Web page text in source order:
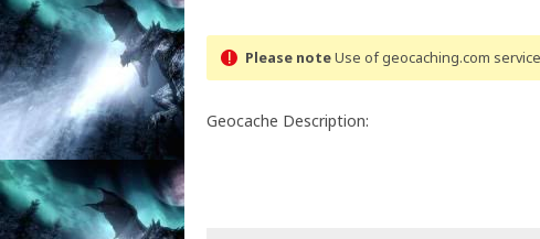
Please noteUse of geocaching.com
Geocache Description: